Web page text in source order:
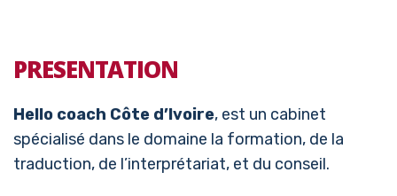
PRESENTATION
Hello coach Côte d’Ivoire, est un cabinet
spécialisé dans le domaine la formation, de la
traduction, de l’interprétariat, et du conseil.